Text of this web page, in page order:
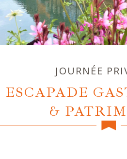
JOURNÉE
ESCAPADE
&